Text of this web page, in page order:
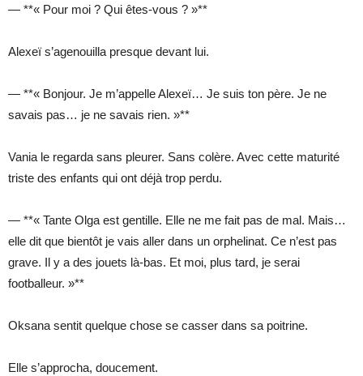
— **« Pour moi ? Qui êtes-vous ? »**
Alexeï s’agenouilla presque devant lui.
— **« Bonjour. Je m’appelle Alexeï… Je suis ton père. Je ne
savais pas… je ne savais rien. »**
Vania le regarda sans pleurer. Sans colère. Avec cette maturité
triste des enfants qui ont déjà trop perdu.
— **« Tante Olga est gentille. Elle ne me fait pas de mal. Mais…
elle dit que bientôt je vais aller dans un orphelinat. Ce n’est pas
grave. Il y a des jouets là-bas. Et moi, plus tard, je serai
footballeur. »**
Oksana sentit quelque chose se casser dans sa poitrine.
Elle s’approcha, doucement.